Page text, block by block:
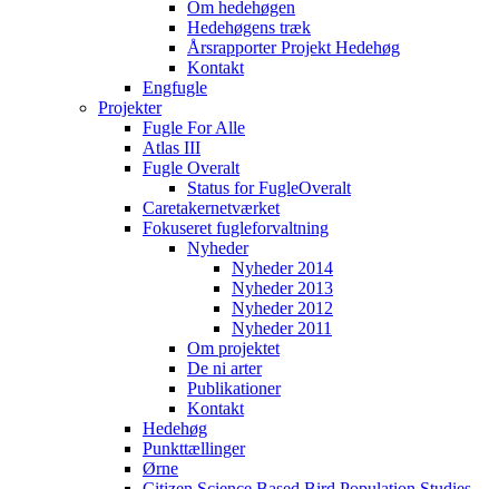
Om hedehøgen
Hedehøgens træk
Årsrapporter Projekt Hedehøg
Kontakt
Engfugle
Projekter
Fugle For Alle
Atlas III
Fugle Overalt
Status for FugleOveralt
Caretakernetværket
Fokuseret fugleforvaltning
Nyheder
Nyheder 2014
Nyheder 2013
Nyheder 2012
Nyheder 2011
Om projektet
De ni arter
Publikationer
Kontakt
Hedehøg
Punkttællinger
Ørne